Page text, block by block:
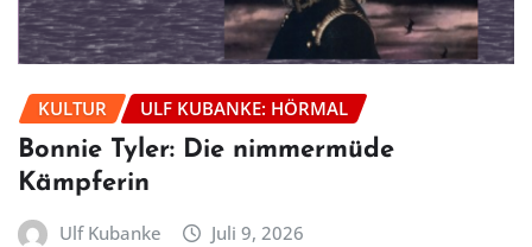
KULTUR ULF KUBANKE: HÖRMAL
Bonnie Tyler: Die nimmermüde
Kämpferin
Ulf Kubanke Juli 9, 2026